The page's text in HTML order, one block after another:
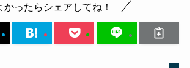
かったらシェアしてね！